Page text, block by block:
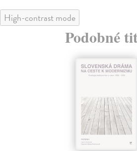
High-contrast mode
Podobné